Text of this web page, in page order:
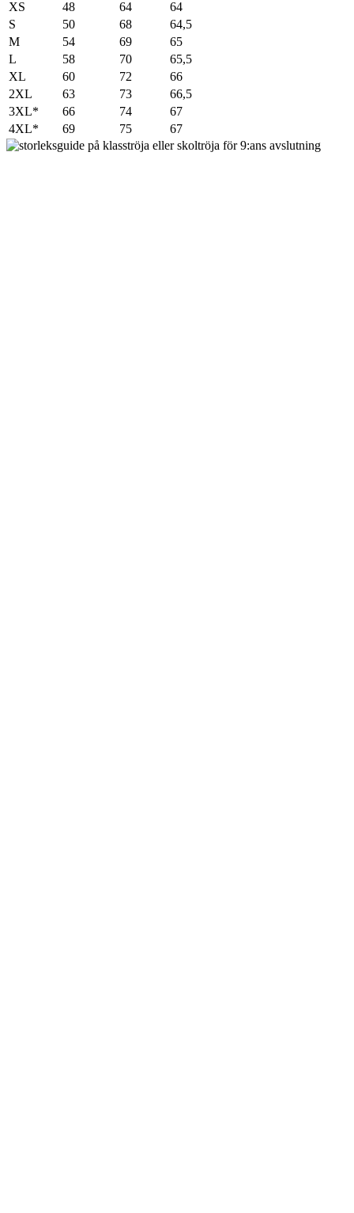
XS 48 64
64
S
50 68
64,5
M
54 69
65
L
58 70
65,5
XL
60 72
66
2XL
63 73
66,5
3XL*
66 74
67
4XL*
69 75 67